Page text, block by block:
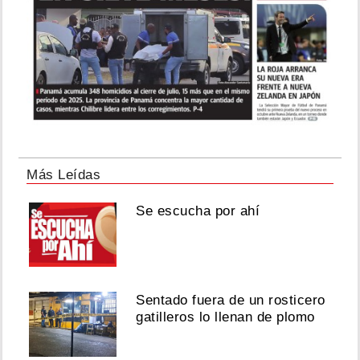
Más Leídas
Se escucha por ahí
Sentado fuera de un rosticero
gatilleros lo llenan de plomo